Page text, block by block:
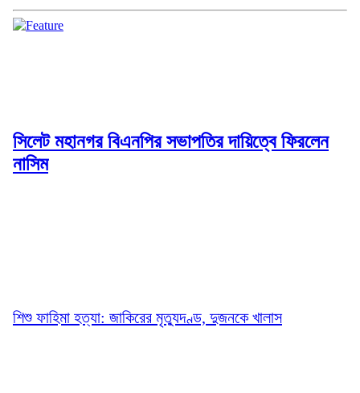
সিলেট মহানগর বিএনপির সভাপতির দায়িত্বে ফিরলেন
নাসিম
শিশু ফাহিমা হত্যা: জাকিরের মৃত্যুদণ্ড, দুজনকে খালাস